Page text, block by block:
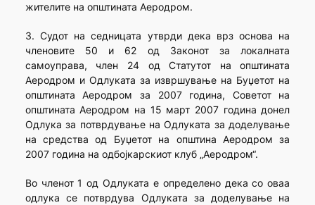
жителите на општината Аеродром.
3. Судот на седницата утврди дека врз основа на
членовите 50 и 62 од Законот за локалната
самоуправа, член 24 од Статутот на општината
Аеродром и Одлуката за извршување на Буџетот на
општината Аеродром за 2007 година, Советот на
општината Аеродром на 15 март 2007 година донел
Одлука за потврдување на Одлуката за доделување
на средства од Буџетот на општина Аеродром за
2007 година на одбојкарскиот клуб „Аеродром“.
Во членот 1 од Одлуката е определено дека со оваа
одлука се потврдува Одлуката за доделување на